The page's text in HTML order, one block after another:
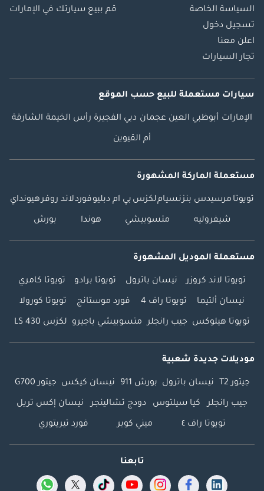
السياسة الخاصة
تسجيل دخول
اعلن معنا
تجار السيارات
قم ببيع سيارتك في الإمارات
سيارات مستعملة للبيع حسب الموقع
الإمارات أبوظبي العين عجمان دبي الفجيرة رأس الخيمة الشارقة
أم القيوين
مستعملة الماركة المشهورة
تويوتا مرسيدس بنزنسياملكزس بي ام دبليوفوردلاند روفرهيونداي
شيفروليه متسوبيشي هوندا بورش
مستعملة الموديل المشهورة
تويوتا لاند كروزر نيسان باترول تويوتا برادو تويوتا كامري
نيسان ألتيما تويوتا راف 4 فورد موستانج تويوتا كورولا
تويوتا هيلوكس جيب رانجلر متسوبيشي باجيرو لكزس LS 430
موديلات جديدة شعبية
جيتور T2 نيسان باترول بورش 911 نيسان كيكس جيتور G700
جيب رانجلر كيا سيلتوس دودج تشالينجر نيسان إكس تريل
تويوتا راف ٤ ميني كوبر فورد تيريتوري
تابعنا